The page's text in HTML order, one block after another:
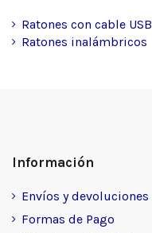
Ratones con cable USB
Ratones inalámbricos
Información
Envíos y devoluciones
Formas de Pago